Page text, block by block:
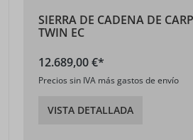
SIERRA DE CADENA DE
TWIN EC
12.689,00 €*
Precios sin IVA más gastos de envío
VISTA DETALLADA